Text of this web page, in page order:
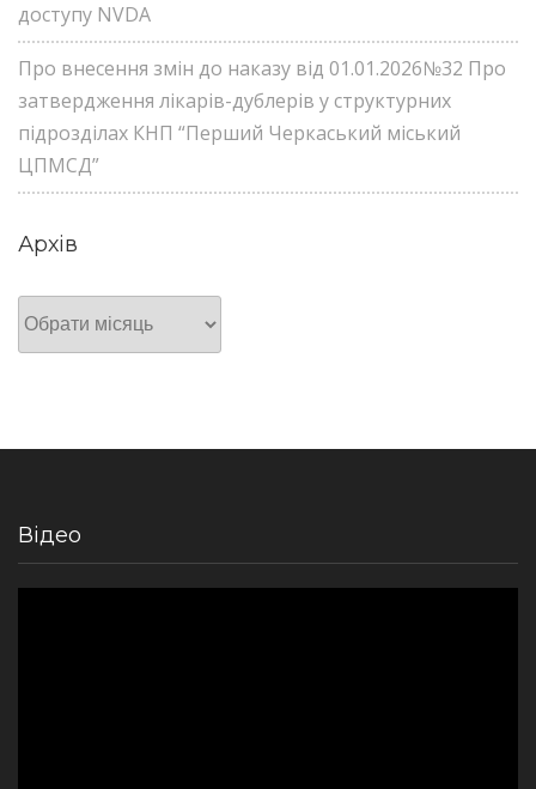
доступу NVDA
Про внесення змін до наказу від 01.01.2026№32 Про
затвердження лікарів-дублерів у структурних
підрозділах КНП “Перший Черкаський міський
ЦПМСД”
Архів
Архів
Відео